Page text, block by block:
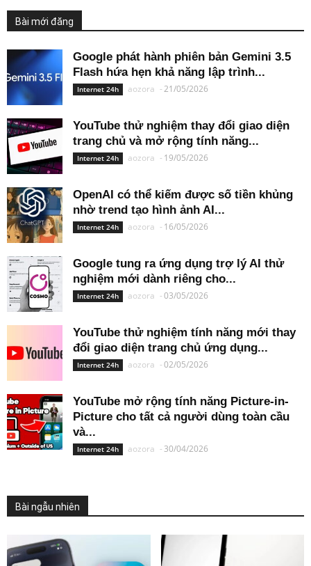
Bài mới đăng
Google phát hành phiên bản Gemini 3.5
Flash hứa hẹn khả năng lập trình...
Internet 24h aozora -21/05/2026
YouTube thử nghiệm thay đổi giao diện
trang chủ và mở rộng tính năng...
Internet 24h aozora - 19/05/2026
OpenAI có thể kiếm được số tiền khủng
nhờ trend tạo hình ảnh AI...
Internet 24h aozora - 16/05/2026
Google tung ra ứng dụng trợ lý AI thử
nghiệm mới dành riêng cho...
Internet 24h aozora -03/05/2026
YouTube thử nghiệm tính năng mới thay
đổi giao diện trang chủ ứng dụng...
Internet 24h aozora -02/05/2026
YouTube mở rộng tính năng Picture-in-
Picture cho tất cả người dùng toàn cầu
và...
Internet 24h aozora - 30/04/2026
Bài ngẫu nhiên